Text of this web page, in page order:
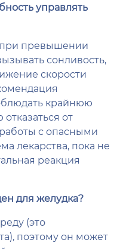
управлять
при превышении
сонливость,
скорости
крайнюю
от
с опасными
лекарства, пока не
реакция
для желудка?
(это
поэтому он может